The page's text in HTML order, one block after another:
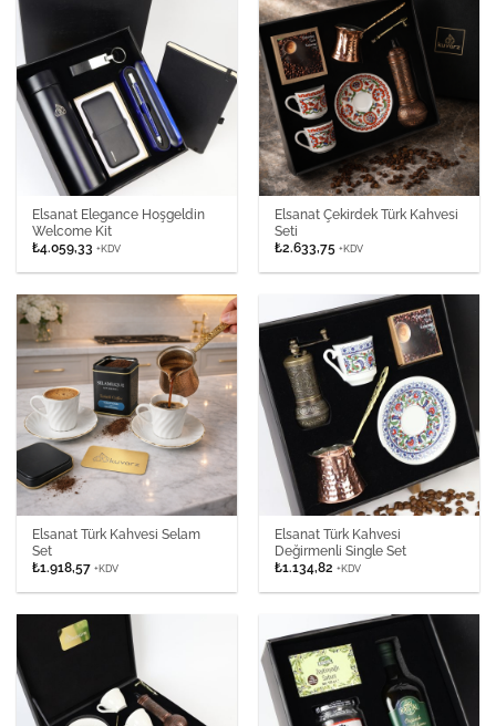
Elsanat Elegance Hoşgeldin
Welcome Kit
₺4.059,33 +KDV
Elsanat Çekirdek Türk Kahvesi
Seti
₺2.633,75 +KDV
Elsanat Türk Kahvesi Selam
Set
₺1.918,57 +KDV
Elsanat Türk Kahvesi
Değirmenli Single Set
₺1.134,82 +KDV